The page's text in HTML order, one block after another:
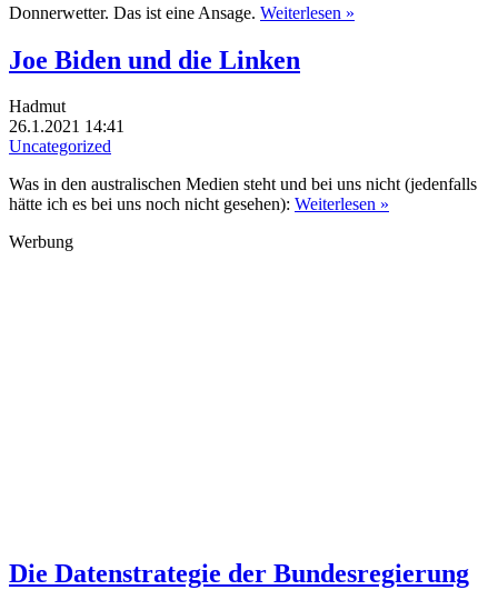
Donnerwetter. Das ist eine Ansage. Weiterlesen »
Joe Biden und die Linken
Hadmut
26.1.2021 14:41
Uncategorized
Was in den australischen Medien steht und bei uns nicht (jedenfalls
hätte ich es bei uns noch nicht gesehen): Weiterlesen »
Werbung
Die Datenstrategie der Bundesregierung